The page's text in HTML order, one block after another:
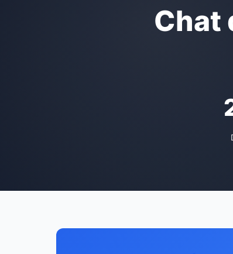
Chat